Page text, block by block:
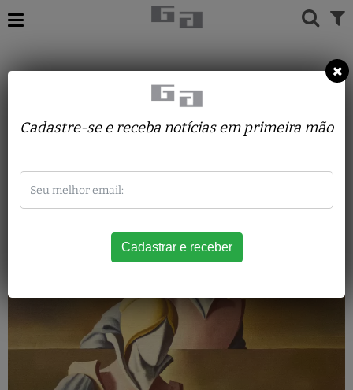
Vito Campanella
Cadastre-se e receba notícias em primeira mão